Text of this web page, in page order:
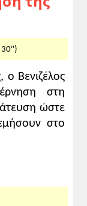
30'')
ο Βενιζέλος
στη
ώστε
στο